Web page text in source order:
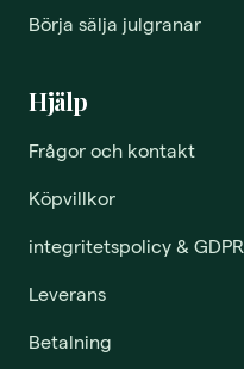
Börja sälja julgranar
Hjälp
Frågor och kontakt
Köpvillkor
integritetspolicy & GDPR
Leverans
Betalning